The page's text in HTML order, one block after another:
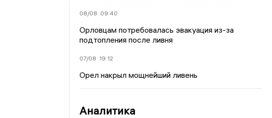
08/08 09:40
Орловцам потребовалась эвакуация из-за
подтопления после ливня
07/08 19:12
Орел накрыл мощнейший ливень
Аналитика